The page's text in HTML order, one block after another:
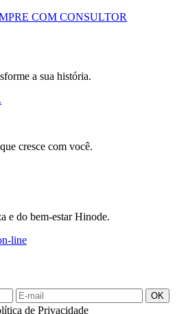
COM CONSULTOR
a sua história.
cresce com você.
e do bem-estar Hinode.
line
OK
de Privacidade